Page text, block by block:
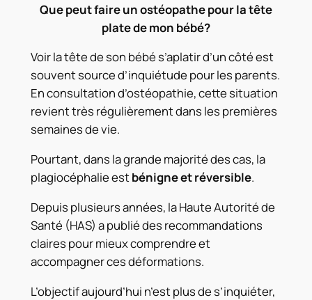
Que peut faire un ostéopathe pour la tête
plate de mon bébé?
Voir la tête de son bébé s’aplatir d’un côté est
souvent source d’inquiétude pour les parents.
En consultation d’ostéopathie, cette situation
revient très régulièrement dans les premières
semaines de vie.
Pourtant, dans la grande majorité des cas, la
plagiocéphalie estbénigne et réversible.
Depuis plusieurs années, la Haute Autorité de
Santé (HAS) a publié des recommandations
claires pour mieux comprendre et
accompagner ces déformations.
L’objectif aujourd’hui n’est plus de s’inquiéter,